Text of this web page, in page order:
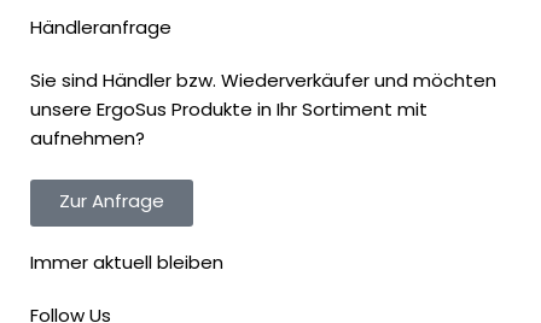
Händleranfrage
Sie sind Händler bzw. Wiederverkäufer und möchten
unsere ErgoSus Produkte in Ihr Sortiment mit
aufnehmen?
Zur Anfrage
Immer aktuell bleiben